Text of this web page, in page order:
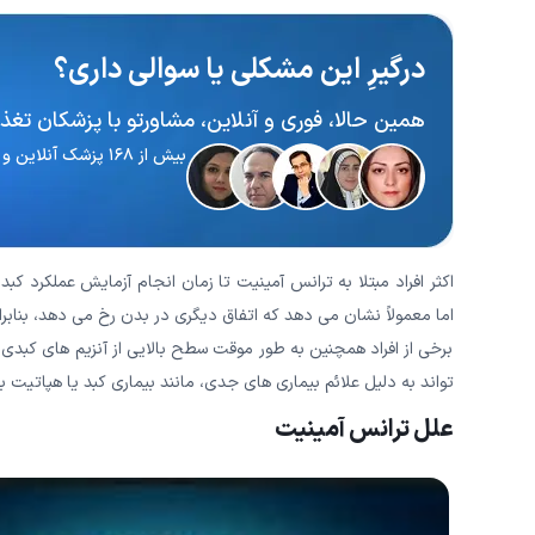
درگیرِ این مشکلی یا سوالی داری؟
همین حالا، فوری و آنلاین، مشاورتو با پزشکان
بیش از ۱۶۸ پزشک آنلاین و آماده پاسخگویی
اکثر افراد مبتلا به ترانس آمینیت تا زمان انجام آزمایش
اما معمولاً نشان می دهد که اتفاق دیگری در بدن رخ می دهد،
برخی از افراد همچنین به طور موقت سطح بالایی از آنزیم های
تواند به دلیل علائم بیماری های جدی، مانند بیماری کبد یا
علل ترانس آمینیت